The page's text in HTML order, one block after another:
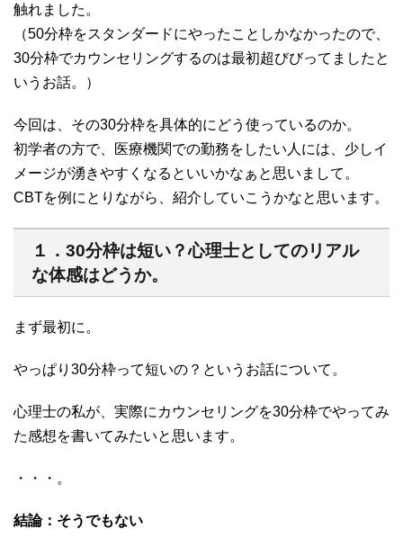
触れました。
（50分枠をスタンダードにやったことしかなかったので、
30分枠でカウンセリングするのは最初超びびってましたと
いうお話。）
今回は、その30分枠を具体的にどう使っているのか。
初学者の方で、医療機関での勤務をしたい人には、少しイ
メージが湧きやすくなるといいかなぁと思いまして。
CBTを例にとりながら、紹介していこうかなと思います。
１．30分枠は短い？心理士としてのリアル
な体感はどうか。
まず最初に。
やっぱり30分枠って短いの？というお話について。
心理士の私が、実際にカウンセリングを30分枠でやってみ
た感想を書いてみたいと思います。
・・・。
結論：そうでもない